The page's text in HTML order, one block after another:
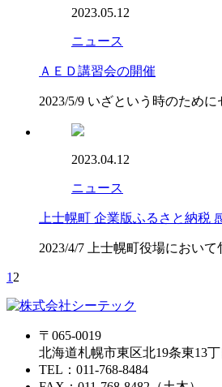
2023.05.12
ニュース
ＡＥＤ講習会の開催
2023/5/9 いざという時のため
2023.04.12
ニュース
上士幌町 企業版ふるさと納税
2023/4/7 上士幌町役場におい
1 2
〒065-0019
北海道札幌市東区北19条東13
TEL：011-768-8484